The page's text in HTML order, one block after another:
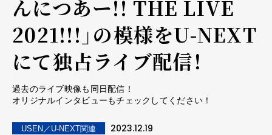
んにつあー!! THE LIVE
2021!!!」の模様をU-NEXT
にて独占ライブ配信！
過去のライブ映像も同日配信！
オリジナルインタビューもチェックしてください！
USEN／U-NEXT関連 2023.12.19